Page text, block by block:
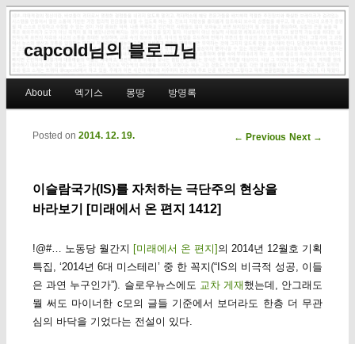
capcold님의 블로그님
Skip to primary content
Skip to secondary content
About 엑기스 몽땅 방명록
Post navigation
← Previous Next →
이슬람국가(IS)를 자처하는 극단주의 현상을
바라보기 [미래에서 온 편지 1412]
Posted on 2014. 12. 19.
!@#… 노동당 월간지 [미래에서 온 편지]의 2014년 12월호 기획
특집, ‘2014년 6대 미스테리’ 중 한 꼭지(“IS의 비극적 성공, 이들
은 과연 누구인가”). 슬로우뉴스에도 교차 게재했는데, 안그래도
뭘 써도 마이너한 c모의 글들 기준에서 보더라도 한층 더 무관
심의 바닥을 기었다는 전설이 있다.